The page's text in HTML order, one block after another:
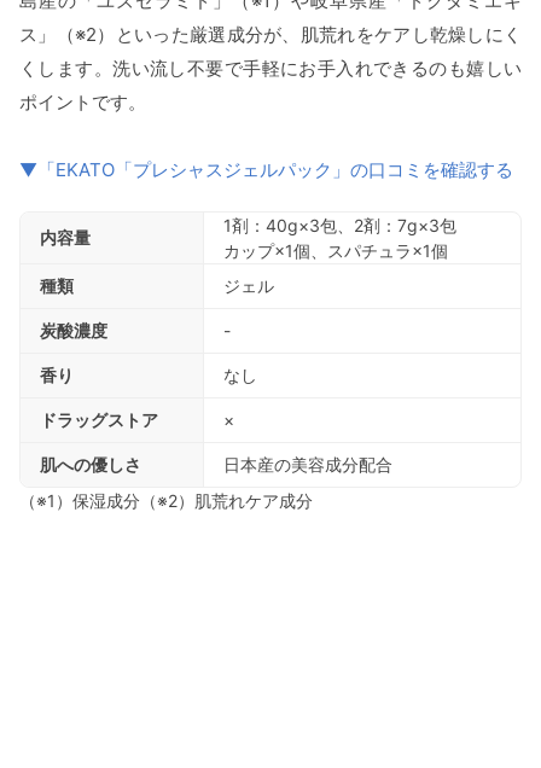
ス」（※2）といった厳選成分が、肌荒れをケアし乾燥しにく
くします。洗い流し不要で手軽にお手入れできるのも嬉しい
ポイントです。
▼「EKATO「プレシャスジェルパック」の口コミを確認する
内容量
1剤：40g×3包、2剤：7g×3包
カップ×1個、スパチュラ×1個
種類
ジェル
炭酸濃度 -
香り なし
ドラッグストア ×
肌への優しさ
日本産の美容成分配合
（※1）保湿成分（※2）肌荒れケア成分